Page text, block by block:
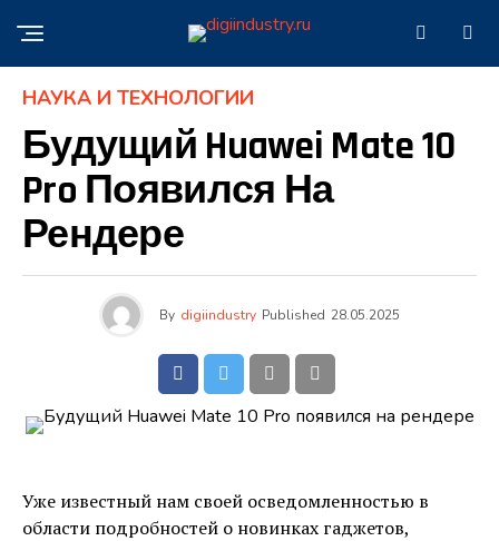
НАУКА И ТЕХНОЛОГИИ
Будущий Huawei Mate 10
Pro Появился На
Рендере
By digiindustry Published 28.05.2025
Уже известный нам своей осведомленностью в
области подробностей о новинках гаджетов,